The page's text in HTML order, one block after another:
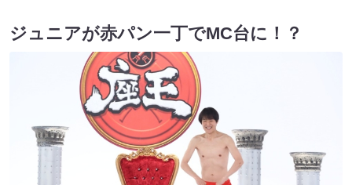
ジュニアが赤パン一丁でMC台に！？